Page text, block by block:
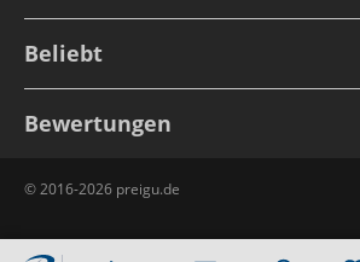
Beliebt
Bewertungen
© 2016-2026 preigu.de